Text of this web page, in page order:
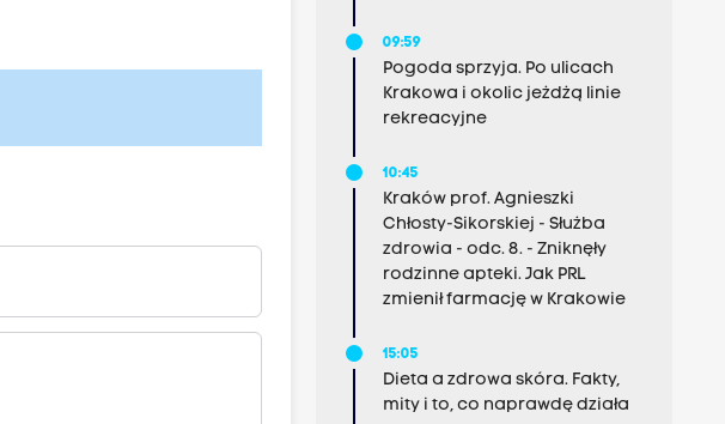
09:59
Pogoda sprzyja. Po ulicach
Krakowa i okolic jeżdżą linie
rekreacyjne
10:45
Kraków prof. Agnieszki
Chłosty-Sikorskiej - Służba
zdrowia - odc. 8. - Zniknęły
rodzinne apteki. Jak PRL
zmienił farmację w Krakowie
15:05
Dieta a zdrowa skóra. Fakty,
mity i to, co naprawdę działa